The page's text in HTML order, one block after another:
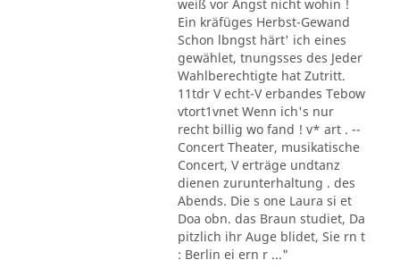
weiß vor Angst nicht wohin !
Ein kräfüges Herbst-Gewand
Schon lbngst härt' ich eines
gewählet, tnungsses des Jeder
Wahlberechtigte hat Zutritt.
11tdr V echt-V erbandes Tebow
vtort1vnet Wenn ich's nur
recht billig wo fand ! v* art . --
Concert Theater, musikatische
Concert, V erträge undtanz
dienen zurunterhaltung . des
Abends. Die s one Laura si et
Doa obn. das Braun studiet, Da
pitzlich ihr Auge blidet, Sie rn t
: Berlin ei ern r ..."